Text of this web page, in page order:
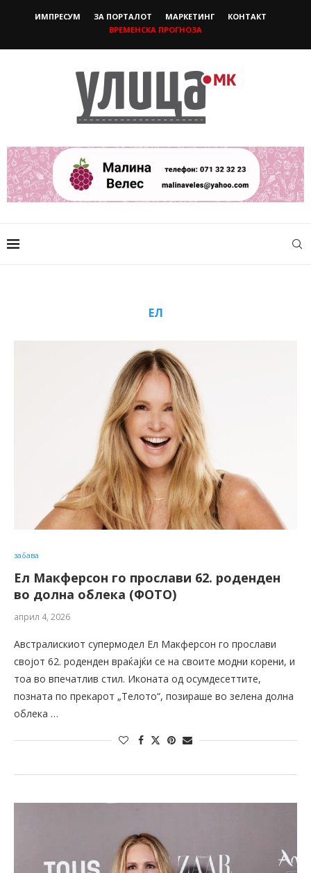
ИМПРЕСУМ ЗА ПОРТАЛОТ МАРКЕТИНГ
КОНТАКТ
ВРЕМЕНСКА ПРОГНОЗА
ЕЛ
забава
Ел Макферсон го прослави 62. роденден
во долна облека (ФОТО)
април 4, 2026
Австралискиот супермодел Ел Макферсон го прослави
својот 62. роденден враќајќи се на своите модни корени, и
тоа во впечатлив стил. Иконата од осумдесеттите,
позната по прекарот „Телото“, позираше во зелена долна
облека …